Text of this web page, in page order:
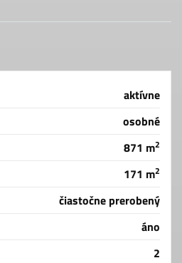
aktívne
osobné
871 m2
171 m2
čiastočne prerobený
áno
2